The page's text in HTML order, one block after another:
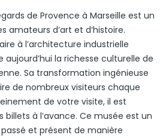
de Provence à Marseille est un
amateurs d’art et d’histoire.
à l’architecture industrielle
aujourd’hui la richesse culturelle de
Sa transformation ingénieuse
de nombreux visiteurs chaque
de votre visite, il est
billets à l’avance. Ce musée est un
et présent de manière